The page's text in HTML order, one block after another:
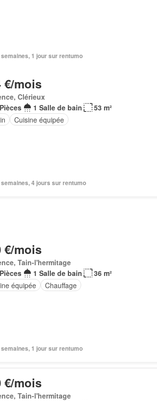
semaines, 1 jour sur rentumo
€/mois
Clérieux
1 Salle de bain
53 m²
Cuisine équipée
semaines, 4 jours sur rentumo
€/mois
Tain-l'hermitage
1 Salle de bain
36 m²
équipée
Chauffage
semaines, 1 jour sur rentumo
€/mois
Tain-l'hermitage